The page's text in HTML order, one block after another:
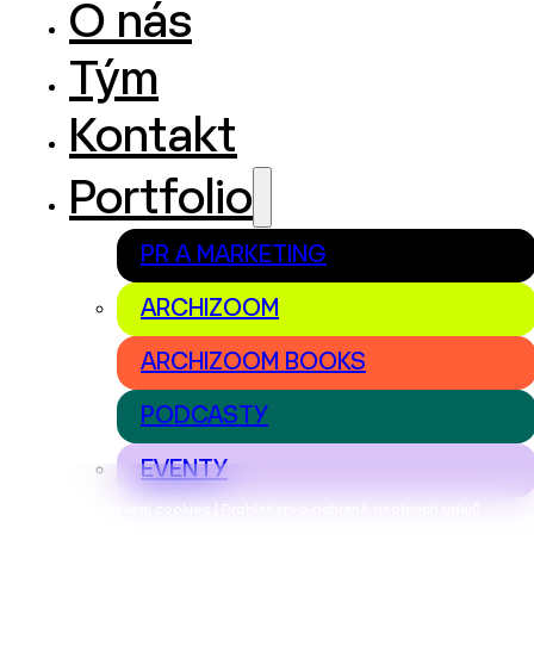
Nastavení cookies | Prohlášení o ochraně osobních údajů
O nás
Tým
Kontakt
Portfolio
PR A MARKETING
ARCHIZOOM
ARCHIZOOM BOOKS
PODCASTY
EVENTY